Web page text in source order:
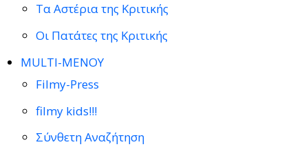
Τα Αστέρια της Κριτικής
Οι Πατάτες της Κριτικής
MULTI-ΜΕΝΟΥ
Filmy-Press
filmy kids!!!
Σύνθετη Αναζήτηση